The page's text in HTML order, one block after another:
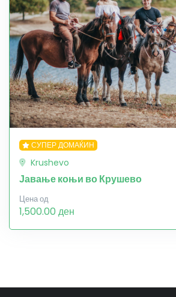
СУПЕР ДОМАЌИН
Krushevo
Јавање коњи во Крушево
Цена од
1,500.00 ден